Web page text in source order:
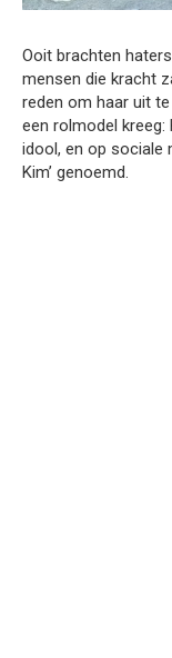
Ooit brachten
mensen die kracht
reden om haar uit
een rolmodel kreeg:
idool, en op sociale
Kim’ genoemd.